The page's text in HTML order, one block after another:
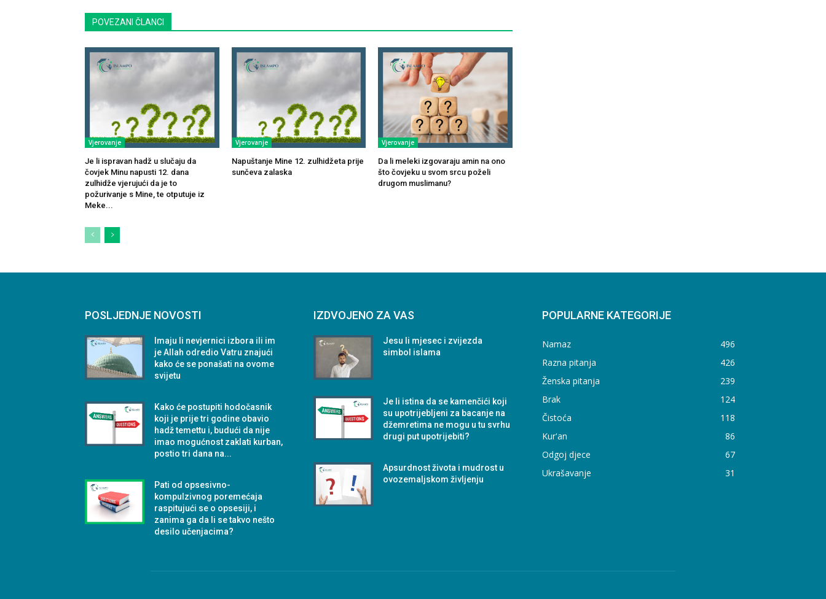
POVEZANI ČLANCI
Vjerovanje
Je li ispravan hadž u slučaju da
čovjek Minu napusti 12. dana
zulhidže vjerujući da je to
požurivanje s Mine, te otputuje iz
Meke...
Vjerovanje
Napuštanje Mine 12. zulhidžeta prije
sunčeva zalaska
Vjerovanje
Da li meleki izgovaraju amin na ono
što čovjeku u svom srcu poželi
drugom muslimanu?
POSLJEDNJE NOVOSTI
Imaju li nevjernici izbora ili im
je Allah odredio Vatru znajući
kako će se ponašati na ovome
svijetu
Kako će postupiti hodočasnik
koji je prije tri godine obavio
hadž temettu i, budući da nije
imao mogućnost zaklati kurban,
postio tri dana na...
Pati od opsesivno-
kompulzivnog poremećaja
raspitujući se o opsesiji, i
zanima ga da li se takvo nešto
desilo učenjacima?
IZDVOJENO ZA VAS
Jesu li mjesec i zvijezda
simbol islama
Je li istina da se kamenčići koji
su upotrijebljeni za bacanje na
džemretima ne mogu u tu svrhu
drugi put upotrijebiti?
Apsurdnost života i mudrost u
ovozemaljskom življenju
POPULARNE KATEGORIJE
Namaz
496
Razna pitanja
426
Ženska pitanja
239
Brak
124
Čistoća
118
Kur'an
86
Odgoj djece
67
Ukrašavanje
31